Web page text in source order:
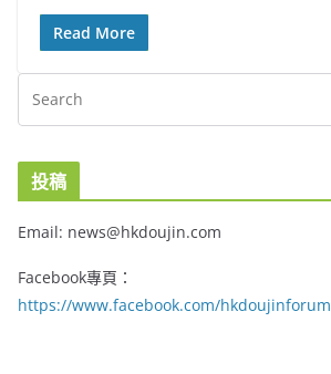
Read More
投稿
Email: news@hkdoujin.com
Facebook專頁：
https://www.facebook.com/hkdoujinforum